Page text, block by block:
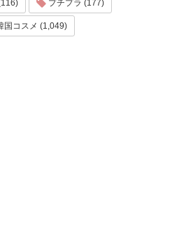
プチプラ (177)
国コスメ (1,049)